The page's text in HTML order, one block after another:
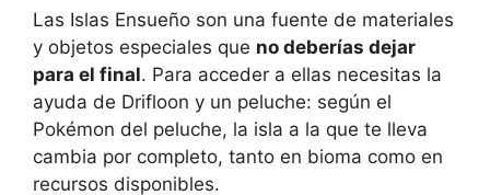
Las Islas Ensueño son una fuente de materiales
y objetos especiales que no deberías dejar
para el final. Para acceder a ellas necesitas la
ayuda de Drifloon y un peluche: según el
Pokémon del peluche, la isla a la que te lleva
cambia por completo, tanto en bioma como en
recursos disponibles.